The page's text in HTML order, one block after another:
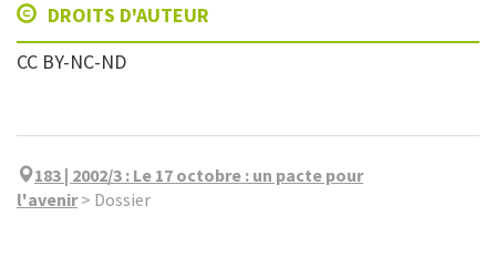
DROITS D'AUTEUR
CC BY-NC-ND
183 | 2002/3 : Le 17 octobre : un pacte pour
l'avenir> Dossier